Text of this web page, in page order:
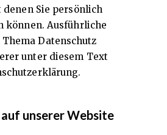
Sie persönlich
Ausführliche
Datenschutz
unter diesem Text
unserer Website